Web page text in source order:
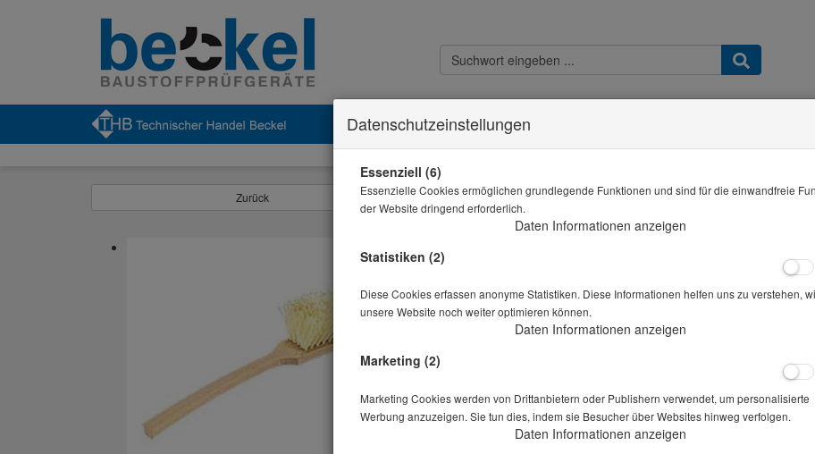
Kontakt Widerrufsbelehrung
Zurück Alle Artikel zeigen aus:
Artikelnr.: 10-01444
Preis auf Anfrage*
Lieferbar in auf Anfrage
Datenschutzeinstellungen
Essenziell (6)
Essenzielle Cookies ermöglichen grundlegende Funktionen und sind für die einwandfreie
der Website dringend erforderlich.
Daten Informationen anzeigen
Statistiken (2)
Diese Cookies erfassen anonyme Statistiken. Diese Informationen helfen uns zu verstehen,
unsere Website noch weiter optimieren können.
Daten Informationen anzeigen
Marketing (2)
Marketing Cookies werden von Drittanbietern oder Publishern verwendet, um personalisierte
Werbung anzuzeigen. Sie tun dies, indem sie Besucher über Websites hinweg verfolgen.
Daten Informationen anzeigen